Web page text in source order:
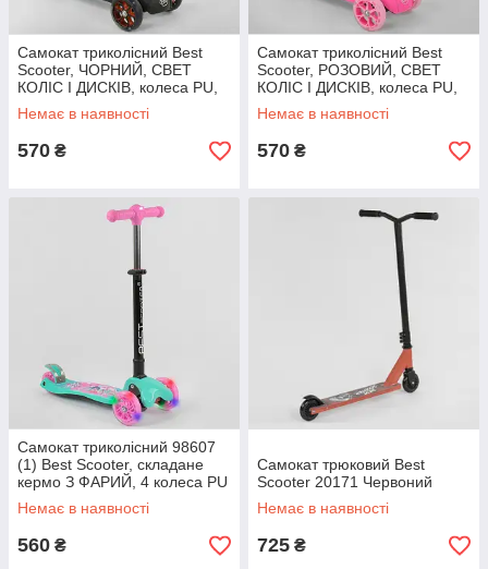
Самокат триколісний Best
Scooter, ЧОРНИЙ, СВЕТ
КОЛІС І ДИСКІВ, колеса PU,
СКЛАДНИЙ РУЛЬ, у коробці
Немає в наявності
570 ₴
Самокат триколісний Best
Scooter, РОЗОВИЙ, СВЕТ
КОЛІС І ДИСКІВ, колеса PU,
СКЛАДНИЙ РУЛЬ, у коробці
Немає в наявності
570 ₴
Самокат триколісний 98607
(1) Best Scooter, складане
кермо З ФАРИЙ, 4 колеса PU
зі світлом, d = 12 см
Немає в наявності
560 ₴
Самокат трюковий Best
Scooter 20171 Червоний
Немає в наявності
725 ₴